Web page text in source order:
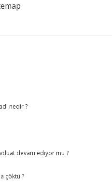
nedir ?
devam ediyor mu ?
çöktü ?